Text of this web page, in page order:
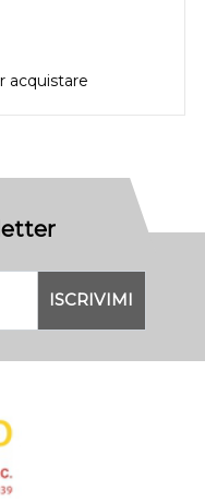
acquistare